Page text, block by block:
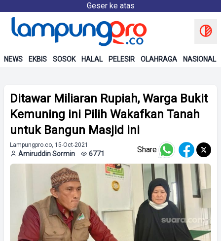
Geser ke atas
NEWS EKBIS SOSOK HALAL PELESIR OLAHRAGA NASIONAL
Ditawar Miliaran Rupiah, Warga Bukit
Kemuning ini Pilih Wakafkan Tanah
untuk Bangun Masjid ini
Lampungpro.co, 15-Oct-2021
Amiruddin Sormin 6771 Share